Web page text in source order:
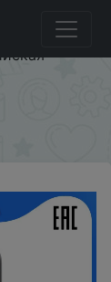
С3 3+32
камера,